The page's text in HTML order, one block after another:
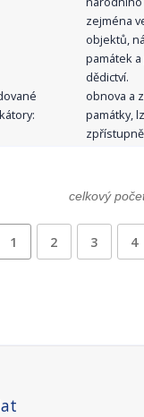
zejména
objektů,
památek
dědictví.
obnova a
památky,
celkový
1 2 3 4